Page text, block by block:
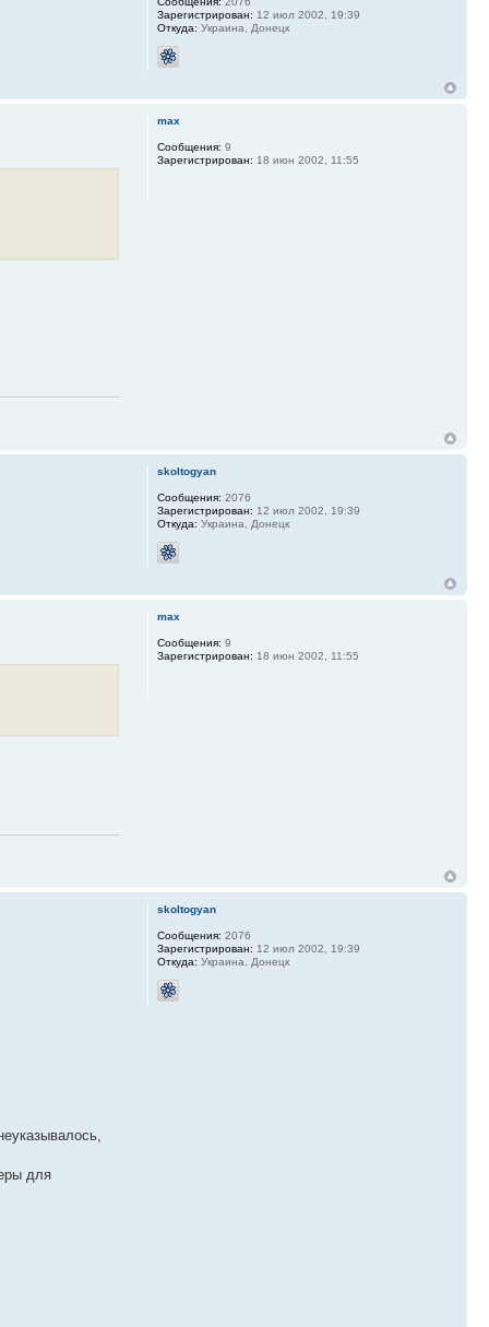
Зарегистрирован: 12 июл 2002, 19:39
Откуда: Украина, Донецк
max
Сообщения: 9
Зарегистрирован: 18 июн 2002, 11:55
skoltogyan
Сообщения: 2076
Зарегистрирован: 12 июл 2002, 19:39
Откуда: Украина, Донецк
max
Сообщения: 9
Зарегистрирован: 18 июн 2002, 11:55
для
skoltogyan
Сообщения: 2076
Зарегистрирован: 12 июл 2002, 19:39
Откуда: Украина, Донецк